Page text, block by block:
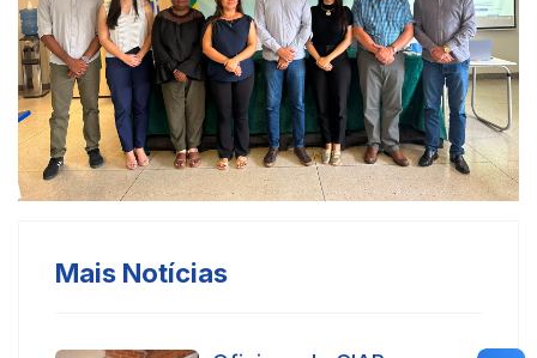
Mais Notícias